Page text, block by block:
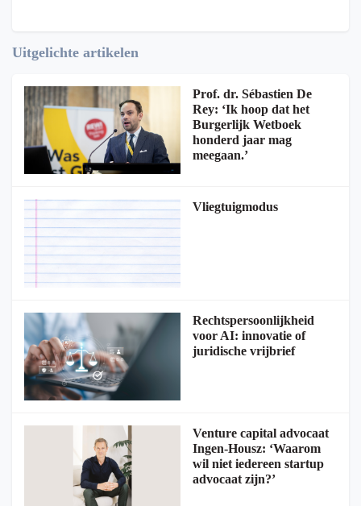
Uitgelichte artikelen
Prof. dr. Sébastien De
Rey: ‘Ik hoop dat het
Burgerlijk Wetboek
honderd jaar mag
meegaan.’
Vliegtuigmodus
Rechtspersoonlijkheid
voor AI: innovatie of
juridische vrijbrief
Venture capital advocaat
Ingen-Housz: ‘Waarom
wil niet iedereen startup
advocaat zijn?’